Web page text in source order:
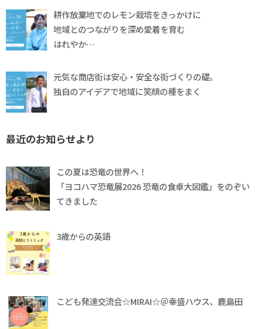
耕作放棄地でのレモン栽培をきっかけに
地域とのつながりを深め愛着を育む
はれやか…
元気な商店街は安心・安全な街づくりの礎。
独自のアイデアで地域に笑顔の種をまく
最近のお知らせより
この夏は恐竜の世界へ！
「ヨコハマ恐竜展2026 恐竜の食卓大図鑑」をのぞい
てきました
3歳からの英語
こども発達交流会☆MIRAI☆＠幸盛ハウス、鹿島田